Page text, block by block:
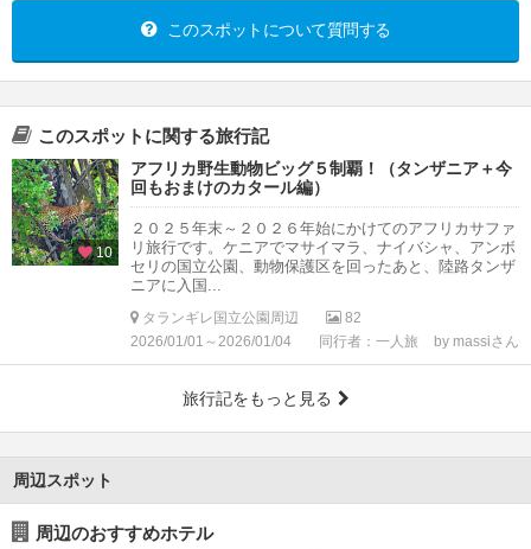
このスポットについて質問する
このスポットに関する旅行記
10
アフリカ野生動物ビッグ５制覇！（タンザニア＋今
回もおまけのカタール編）
２０２５年末～２０２６年始にかけてのアフリカサファ
リ旅行です。ケニアでマサイマラ、ナイバシャ、アンボ
セリの国立公園、動物保護区を回ったあと、陸路タンザ
ニアに入国...
タランギレ国立公園周辺
82
2026/01/01～2026/01/04
同行者：一人旅 by massiさん
旅行記をもっと見る
周辺スポット
周辺のおすすめホテル